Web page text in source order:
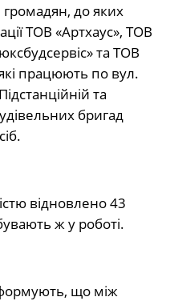
до яких
ТОВ «Артхаус», ТОВ
та ТОВ
працюють по вул.
та
бригад
відновлено 43
ж у роботі.
що між